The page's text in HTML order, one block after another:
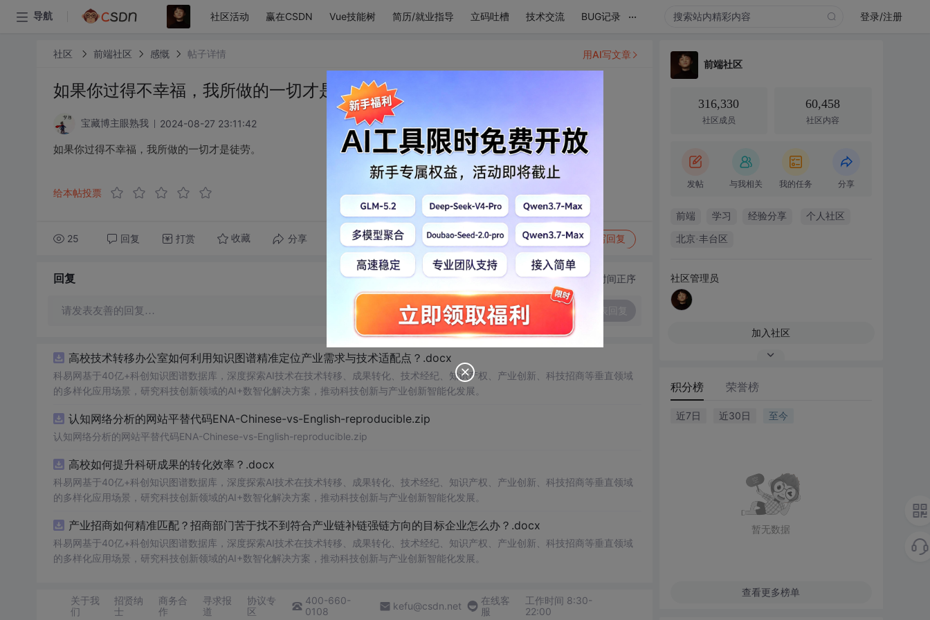
导航 社区活动 赢在CSDN Vue技能树 简历/就业指导 立码吐槽 技术交流 BUG记录 ... 登录/注册
社区 前端社区 感慨 帖子详情
如果你过得不幸福，我所做的一切才是徒劳。
宝藏博主眼熟我 2024-08-27 23:11:42
如果你过得不幸福，我所做的一切才是徒劳。
给本帖投票
25 回复 打赏 收藏 分享 转发到动态 举报 写回复
用AI写文章
回复 切换为时间正序
请发表友善的回复…
高校技术转移办公室如何利用知识图谱精准定位产业需求与技术适配点？.docx
科易网基于40亿+科创知识图谱数据库，深度探索AI技术在技术转移、成果转化、技术经纪、知识产权、产业创新、科技招商等垂直领域
的多样化应用场景，研究科技创新领域的AI+数智化解决方案，推动科技创新与产业创新智能化发展。
认知网络分析的网站平替代码ENA-Chinese-vs-English-reproducible.zip
认知网络分析的网站平替代码ENA-Chinese-vs-English-reproducible.zip
高校如何提升科研成果的转化效率？.docx
科易网基于40亿+科创知识图谱数据库，深度探索AI技术在技术转移、成果转化、技术经纪、知识产权、产业创新、科技招商等垂直领域
的多样化应用场景，研究科技创新领域的AI+数智化解决方案，推动科技创新与产业创新智能化发展。
产业招商如何精准匹配？招商部门苦于找不到符合产业链补链强链方向的目标企业怎么办？.docx
科易网基于40亿+科创知识图谱数据库，深度探索AI技术在技术转移、成果转化、技术经纪、知识产权、产业创新、科技招商等垂直领域
的多样化应用场景，研究科技创新领域的AI+数智化解决方案，推动科技创新与产业创新智能化发展。
关于我
们
招贤纳
士
商务合
作
寻求报
道
协议专
区
400-660-
0108
kefu@csdn.net
在线客
服
工作时间 8:30-
22:00
前端社区
316,330
社区成员
60,458
社区内容
发帖 与我相关 我的任务 分享
前端 学习 经验分享 个人社区
北京·丰台区
社区管理员
加入社区
积分榜 荣誉榜
近7日 近30日 至今
暂无数据
查看更多榜单